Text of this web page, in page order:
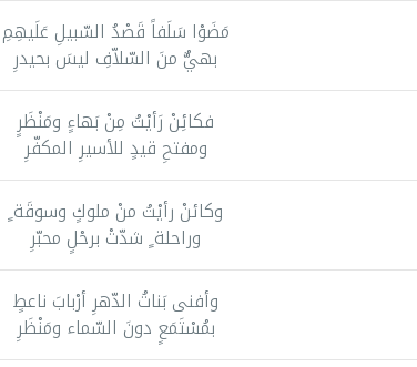
مَضَوْا سَلَفاً قَصْدُ السّبيلِ عَلَيهِمِ
بهيٌّ منَ السّلاّفِ ليسَ بحيدرِ
فكائِنْ رَأيْتُ مِنْ بَهاءٍ ومَنْظَرٍ
ومفتحِ قيدٍ للأسيرِ المكفّرِ
وكائنْ رأيْتُ منْ ملوكٍ وسوقَة ٍ
وراحلة ٍ شدّتْ برحْلٍ محبّرِ
وأفنى بَناتُ الدّهرِ أرْبابَ ناعطٍ
بمُسْتَمَعٍ دونَ السّماء ومَنْظَرِ